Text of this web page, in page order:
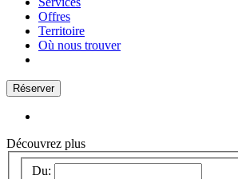
Offres
Territoire
Où nous trouver
Réserver
Découvrez plus
Du: